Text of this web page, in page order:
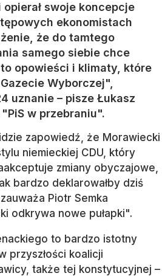
swoje koncepcje
ekonomistach
że do tamtego
samego siebie chce
opowieści i klimaty, które
Wyborczej",
uznanie – pisze Łukasz
w przebraniu".
zapowiedź, że Morawiecki
niemieckiej CDU, który
zmiany obyczajowe,
bardzo deklarowałby dziś
Piotr Semka
odkrywa nowe pułapki".
to bardzo istotny
przyszłości koalicji
także tej konstytucyjnej –